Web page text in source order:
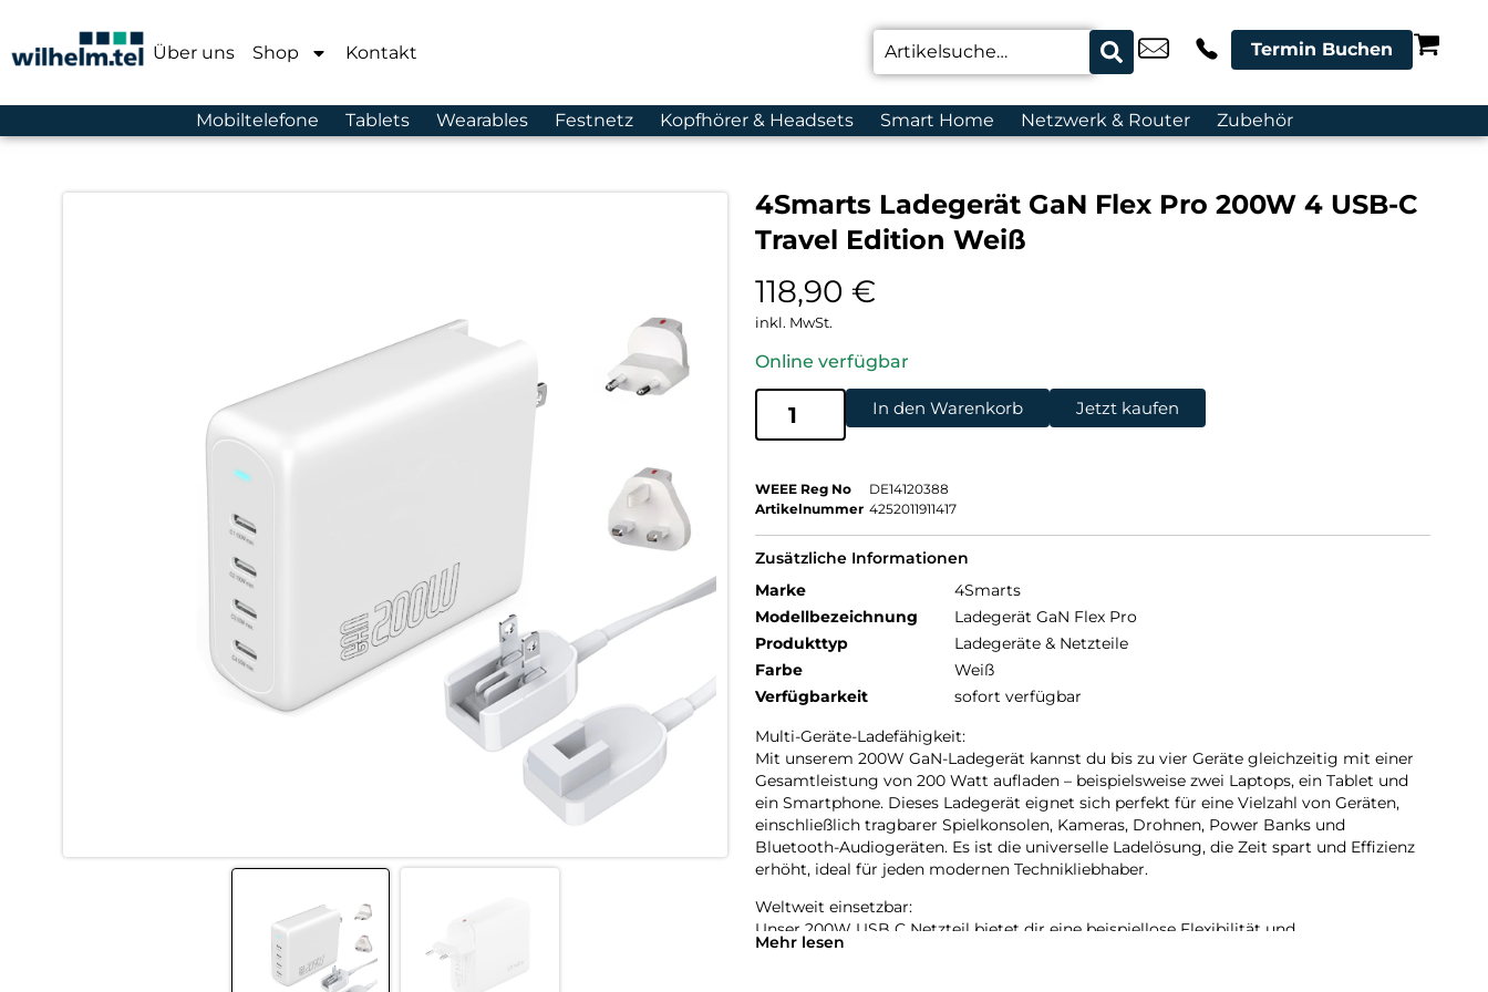
Über uns Shop Kontakt Termin Buchen
Mobiltelefone Tablets Wearables Festnetz Kopfhörer & Headsets Smart Home Netzwerk & Router Zubehör
4Smarts Ladegerät GaN Flex Pro 200W 4 USB-C
Travel Edition Weiß
118,90 €
inkl. MwSt.
Online verfügbar
In den Warenkorb Jetzt kaufen
WEEE Reg No
DE14120388
Artikelnummer 4252011911417
Zusätzliche Informationen
Marke
4Smarts
Modellbezeichnung
Ladegerät GaN Flex Pro
Produkttyp
Ladegeräte & Netzteile
Farbe
Weiß
Verfügbarkeit
sofort verfügbar
Multi-Geräte-Ladefähigkeit:
Mit unserem 200W GaN-Ladegerät kannst du bis zu vier Geräte gleichzeitig mit einer
Gesamtleistung von 200 Watt aufladen – beispielsweise zwei Laptops, ein Tablet und
ein Smartphone. Dieses Ladegerät eignet sich perfekt für eine Vielzahl von Geräten,
einschließlich tragbarer Spielkonsolen, Kameras, Drohnen, Power Banks und
Bluetooth-Audiogeräten. Es ist die universelle Ladelösung, die Zeit spart und Effizienz
erhöht, ideal für jeden modernen Technikliebhaber.
Weltweit einsetzbar:
Unser 200W USB C Netzteil bietet dir eine beispiellose Flexibilität und
Anpassungsfähigkeit. Die austauschbaren EU/UK-Stecker können sowohl direkt am
Mehr lesen